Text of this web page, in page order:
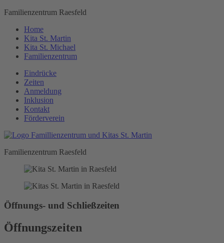
Familienzentrum Raesfeld
Home
Kita St. Martin
Kita St. Michael
Familienzentrum
Eindrücke
Zeiten
Anmeldung
Inklusion
Kontakt
Förderverein
Familienzentrum Raesfeld
Öffnungs- und Schließzeiten
Öffnungszeiten